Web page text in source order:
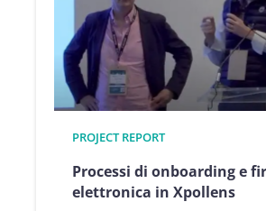
PROJECT REPORT
Processi di onboarding e
elettronica in Xpollens